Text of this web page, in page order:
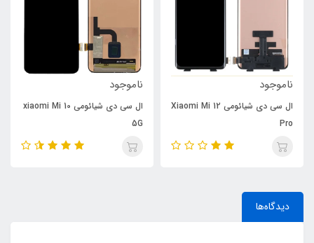
ناموجود
ال سی دی شیائومی Xiaomi Mi 12
Pro
ناموجود
ال سی دی شیائومی xiaomi Mi 10
5G
دیدگاه‌ها